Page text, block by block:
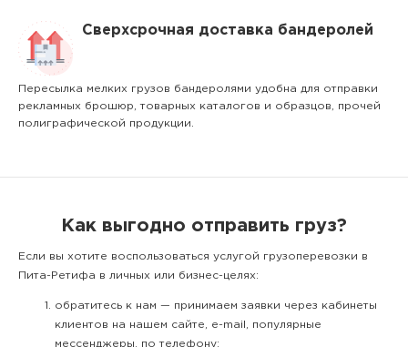
Сверхсрочная доставка бандеролей
Пересылка мелких грузов бандеролями удобна для отправки
рекламных брошюр, товарных каталогов и образцов, прочей
полиграфической продукции.
Как выгодно отправить груз?
Если вы хотите воспользоваться услугой грузоперевозки в
Пита-Ретифа в личных или бизнес-целях:
обратитесь к нам — принимаем заявки через кабинеты
клиентов на нашем сайте, e-mail, популярные
мессенджеры, по телефону;